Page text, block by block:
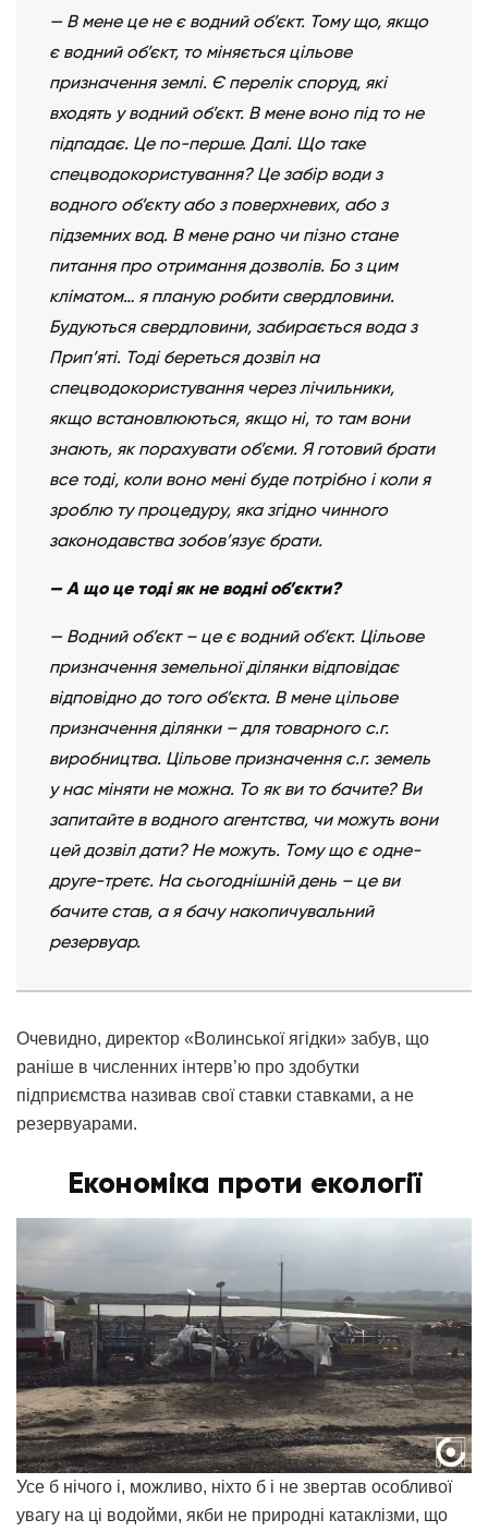
— В мене це не є водний об’єкт. Тому що, якщо
є водний об’єкт, то міняється цільове
призначення землі. Є перелік споруд, які
входять у водний об’єкт. В мене воно під то не
підпадає. Це по-перше. Далі. Що таке
спецводокористування? Це забір води з
водного об’єкту або з поверхневих, або з
підземних вод. В мене рано чи пізно стане
питання про отримання дозволів. Бо з цим
кліматом… я планую робити свердловини.
Будуються свердловини, забирається вода з
Прип’яті. Тоді береться дозвіл на
спецводокористування через лічильники,
якщо встановлюються, якщо ні, то там вони
знають, як порахувати об’єми. Я готовий брати
все тоді, коли воно мені буде потрібно і коли я
зроблю ту процедуру, яка згідно чинного
законодавства зобов’язує брати.
— А що це тоді як не водні об’єкти?
— Водний об’єкт – це є водний об’єкт. Цільове
призначення земельної ділянки відповідає
відповідно до того об’єкта. В мене цільове
призначення ділянки – для товарного с.г.
виробництва. Цільове призначення с.г. земель
у нас міняти не можна. То як ви то бачите? Ви
запитайте в водного агентства, чи можуть вони
цей дозвіл дати? Не можуть. Тому що є одне-
друге-третє. На сьогоднішній день – це ви
бачите став, а я бачу накопичувальний
резервуар.
Очевидно, директор «Волинської ягідки» забув, що
раніше в численних інтерв’ю про здобутки
підприємства називав свої ставки ставками, а не
резервуарами.
Економіка проти екології
Усе б нічого і, можливо, ніхто б і не звертав особливої
увагу на ці водойми, якби не природні катаклізми, що